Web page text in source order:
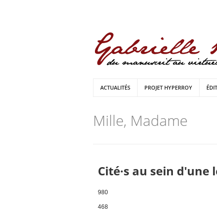
ACTUALITÉS PROJET HYPERROY
Mille, Madame
Cité·s au sein d'une
980
468